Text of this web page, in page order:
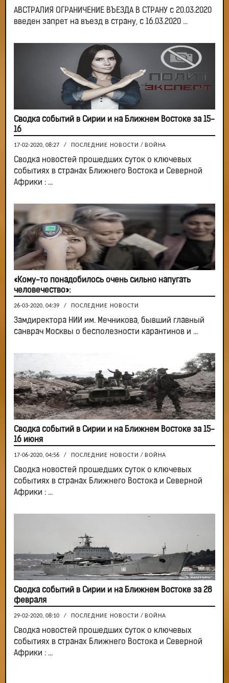
АВСТРАЛИЯ ОГРАНИЧЕНИЕ ВЪЕЗДА В СТРАНУ с 20.03.2020
введен запрет на въезд в страну, с 16.03.2020 ...
Сводка событий в Сирии и на Ближнем Востоке за 15-
16
17-02-2020, 08:27 / ПОСЛЕДНИЕ НОВОСТИ / ВОЙНА
Сводка новостей прошедших суток о ключевых
событиях в странах Ближнего Востока и Северной
Африки : ...
«Кому-то понадобилось очень сильно напугать
человечество»:
26-03-2020, 04:39 / ПОСЛЕДНИЕ НОВОСТИ
Замдиректора НИИ им. Мечникова, бывший главный
санврач Москвы о бесполезности карантинов и ...
Сводка событий в Сирии и на Ближнем Востоке за 15-
16 июня
17-06-2020, 04:56 / ПОСЛЕДНИЕ НОВОСТИ / ВОЙНА
Сводка новостей прошедших суток о ключевых
событиях в странах Ближнего Востока и Северной
Африки : ...
Сводка событий в Сирии и на Ближнем Востоке за 28
февраля
29-02-2020, 08:10 / ПОСЛЕДНИЕ НОВОСТИ / ВОЙНА
Сводка новостей прошедших суток о ключевых
событиях в странах Ближнего Востока и Северной
Африки : ...